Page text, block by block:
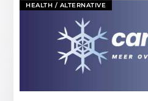
HEALTH / ALTERNATIVE